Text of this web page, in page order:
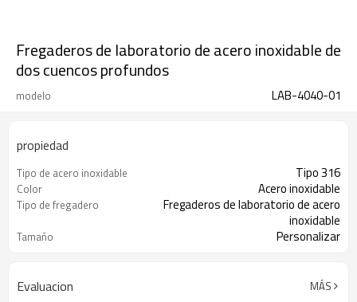
Fregaderos de laboratorio de acero inoxidable de
dos cuencos profundos
modelo LAB-4040-01
propiedad
Tipo de acero inoxidable Tipo 316
Color Acero inoxidable
Tipo de fregadero
Fregaderos de laboratorio de acero
inoxidable
Tamaño Personalizar
Evaluacion MÁS